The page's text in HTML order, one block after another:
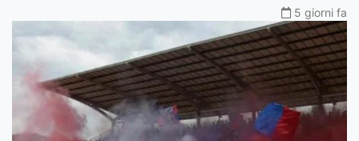
5 giorni fa